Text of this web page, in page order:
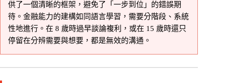
供了一個清晰的框架，避免了「一步到位」的錯誤期
待。金融能力的建構如同語言學習，需要分階段、系統
性地進行。在 8 歲時過早談論複利，或在 15 歲時還只
停留在分辨需要與想要，都是無效的溝通。